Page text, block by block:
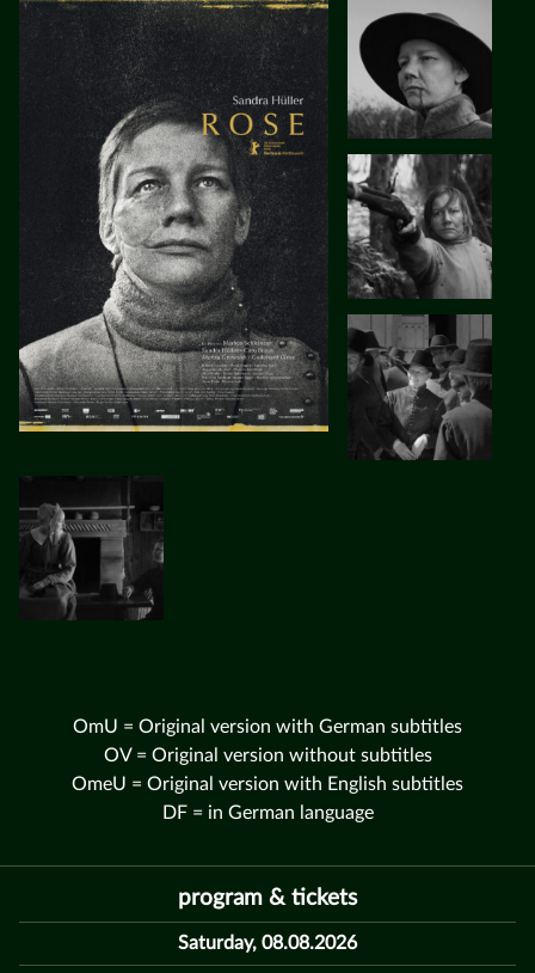
OmU = Original version with German subtitles
OV = Original version without subtitles
OmeU = Original version with English subtitles
DF = in German language
program & tickets
Saturday, 08.08.2026